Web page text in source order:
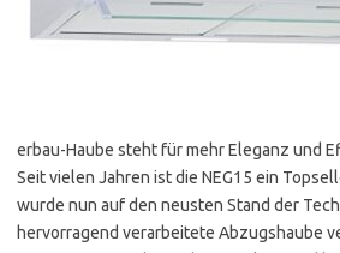
erbau-Haube steht für mehr Eleganz und
Seit vielen Jahren ist die NEG15 ein
wurde nun auf den neusten Stand der
hervorragend verarbeitete Abzugshaube